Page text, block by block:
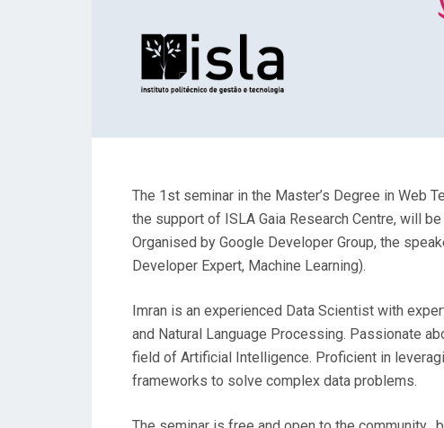
The 1st seminar in the Master’s Degree in Web
the support of ISLA Gaia Research Centre, will
Organised by Google Developer Group, the
Developer Expert, Machine Learning).
Imran is an experienced Data Scientist with
and Natural Language Processing. Passionate
field of Artificial Intelligence. Proficient in
frameworks to solve complex data problems.